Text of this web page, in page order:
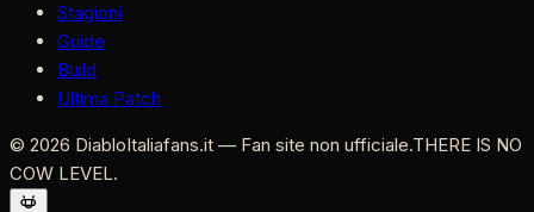
Stagioni
Guide
Build
Ultima Patch
© 2026 DiabloItaliafans.it — Fan site non ufficiale.THERE IS NO
COW LEVEL.